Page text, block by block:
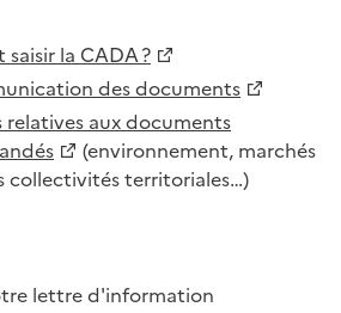
la CADA ?
des documents
relatives aux documents
(environnement, marchés
collectivités territoriales…)
lettre d'information